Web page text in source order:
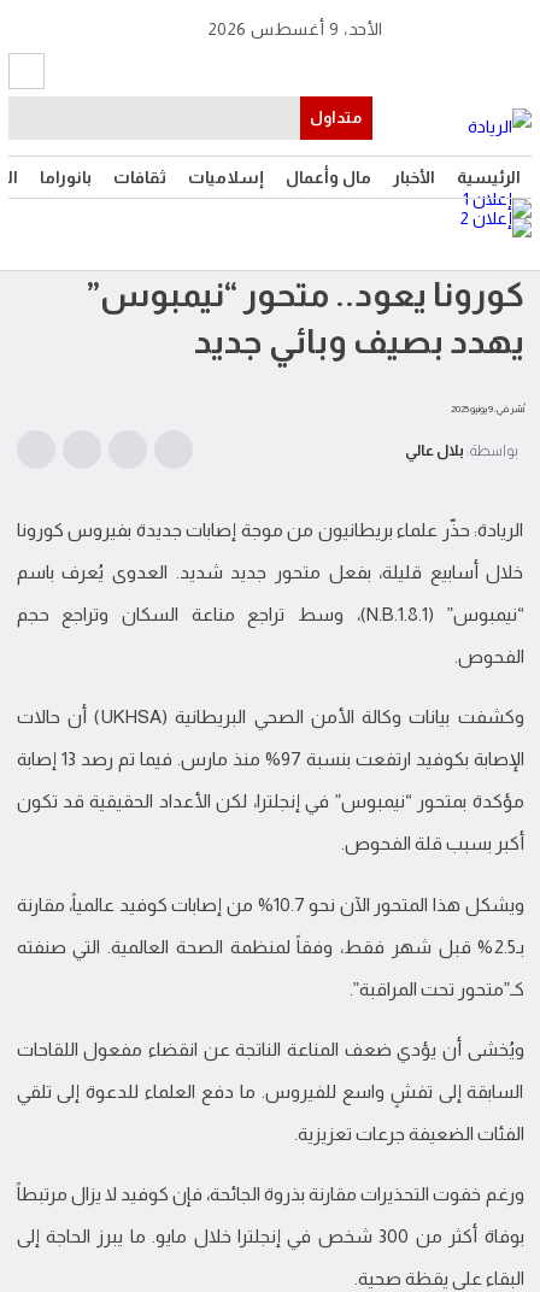
الرئيسية الأخبار مال وأعمال إسلاميات ثقافات بانوراما
الأحد، 9 أغسطس 2026
متداول
كورونا يعود.. متحور “نيمبوس”
يهدد بصيف وبائي جديد
نُشر في: 9 يونيو 2025
بواسطة: بلال عالي
الريادة: حذّر علماء بريطانيون من موجة إصابات جديدة بفيروس كورونا
خلال أسابيع قليلة، بفعل متحور جديد شديد. العدوى يُعرف باسم
“نيمبوس” (N.B.1.8.1)، وسط تراجع مناعة السكان وتراجع حجم
الفحوص.
وكشفت بيانات وكالة الأمن الصحي البريطانية (UKHSA) أن حالات
الإصابة بكوفيد ارتفعت بنسبة 97% منذ مارس. فيما تم رصد 13 إصابة
مؤكدة بمتحور “نيمبوس” في إنجلترا، لكن الأعداد الحقيقية قد تكون
أكبر بسبب قلة الفحوص.
ويشكل هذا المتحور الآن نحو 10.7% من إصابات كوفيد عالمياً، مقارنة
بـ2.5% قبل شهر فقط، وفقاً لمنظمة الصحة العالمية. التي صنفته
كـ”متحور تحت المراقبة”.
ويُخشى أن يؤدي ضعف المناعة الناتجة عن انقضاء مفعول اللقاحات
السابقة إلى تفشٍ واسع للفيروس. ما دفع العلماء للدعوة إلى تلقي
الفئات الضعيفة جرعات تعزيزية.
ورغم خفوت التحذيرات مقارنة بذروة الجائحة، فإن كوفيد لا يزال مرتبطاً
بوفاة أكثر من 300 شخص في إنجلترا خلال مايو. ما يبرز الحاجة إلى
البقاء على يقظة صحية.